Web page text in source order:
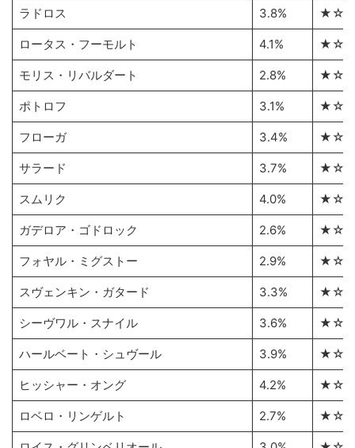
ラドロス 3.8%
ロータス・フーモルト 4.1%
モリス・リバルダート 2.8%
ポトロフ 3.1%
フローガ 3.4%
サラード 3.7%
スムリク 4.0%
ガデロア・ゴドロック 2.6%
フォヤル・ミグストー 2.9%
スヴェンキン・ガタード 3.3%
シーヴワル・スナイル 3.6%
ハールベート・シュヴール 3.9%
ヒッシャー・オング 4.2%
ロベロ・リンゲルト 2.7%